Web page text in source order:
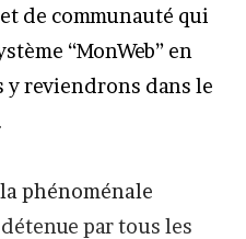
de communauté qui
“MonWeb” en
y reviendrons dans le
phénoménale
par tous les